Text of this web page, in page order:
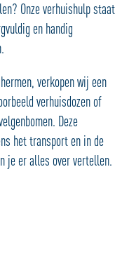
Onze verhuishulp staat
en handig
verkopen wij een
verhuisdozen of
Deze
het transport en in de
je er alles over vertellen.